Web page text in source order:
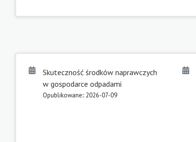
Skuteczność środków naprawczych
w gospodarce odpadami
Opublikowane:: 2026-07-09